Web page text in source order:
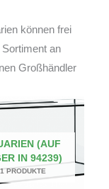
können frei
an
Großhändler
(AUF
IN 94239)
PRODUKTE